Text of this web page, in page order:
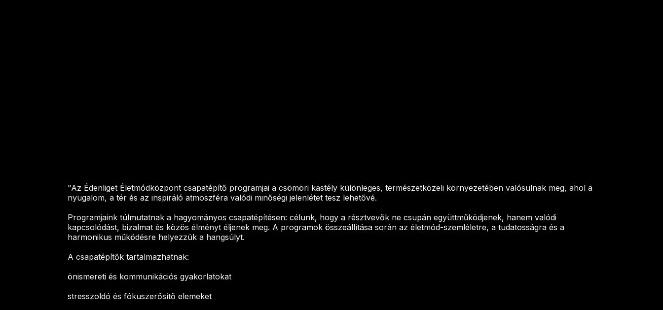
"Az Édenliget Életmódközpont csapatépítő programjai a csömöri kastély különleges, természetközeli környezetében valósulnak meg, ahol a
nyugalom, a tér és az inspiráló atmoszféra valódi minőségi jelenlétet tesz lehetővé.
Programjaink túlmutatnak a hagyományos csapatépítésen: célunk, hogy a résztvevők ne csupán együttműködjenek, hanem valódi
kapcsolódást, bizalmat és közös élményt éljenek meg. A programok összeállítása során az életmód-szemléletre, a tudatosságra és a
harmonikus működésre helyezzük a hangsúlyt.
A csapatépítők tartalmazhatnak:
önismereti és kommunikációs gyakorlatokat
stresszoldó és fókuszerősítő elemeket